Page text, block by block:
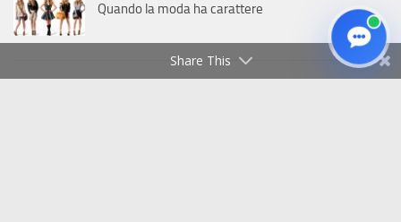
Quando la moda ha carattere
Share This